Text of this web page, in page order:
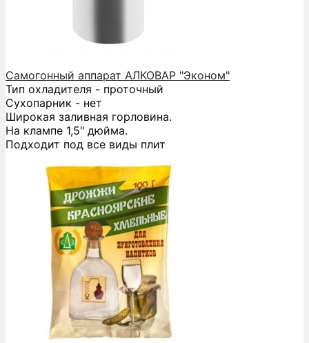
Самогонный аппарат АЛКОВАР "Эконом"
Тип охладителя - проточный
Сухопарник - нет
Широкая заливная горловина.
На клампе 1,5" дюйма.
Подходит под все виды плит